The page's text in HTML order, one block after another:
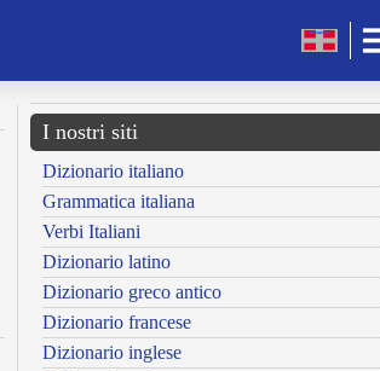
I nostri siti
Dizionario italiano
Grammatica italiana
Verbi Italiani
Dizionario latino
Dizionario greco antico
Dizionario francese
Dizionario inglese